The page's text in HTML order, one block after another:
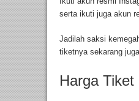
serta ikuti juga akun
Jadilah saksi
tiketnya sekarang
Harga Tiket